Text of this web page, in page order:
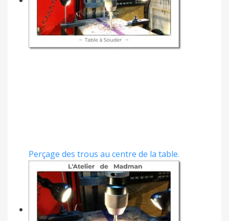
Perçage des trous au centre de la table.